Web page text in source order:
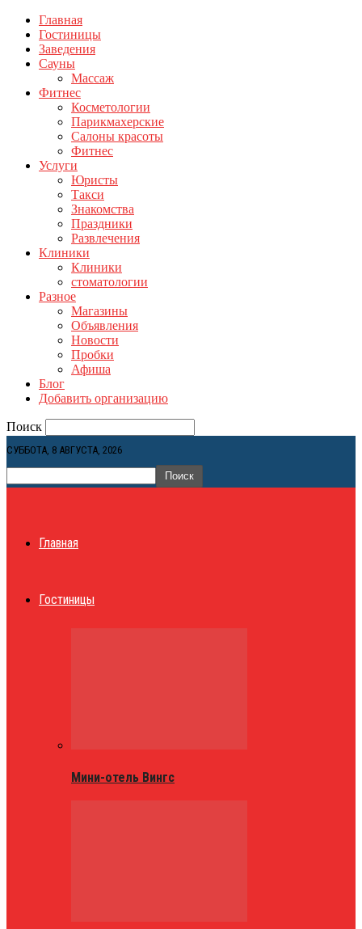
Главная
Гостиницы
Заведения
Сауны
Массаж
Фитнес
Косметологии
Парикмахерские
Салоны красоты
Фитнес
Услуги
Юристы
Такси
Знакомства
Праздники
Развлечения
Клиники
Клиники
стоматологии
Разное
Магазины
Объявления
Новости
Пробки
Афиша
Блог
Добавить организацию
Поиск
СУББОТА, 8 АВГУСТА, 2026
Главная
Гостиницы
Мини-отель Вингс